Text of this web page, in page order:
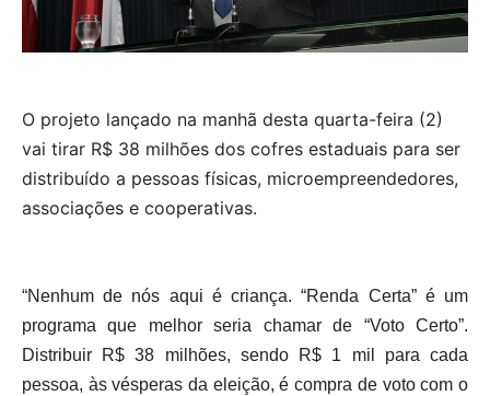
O projeto lançado na manhã desta quarta-feira (2)
vai tirar R$ 38 milhões dos cofres estaduais para ser
distribuído a pessoas físicas, microempreendedores,
associações e cooperativas.
“Nenhum de nós aqui é criança. “Renda Certa” é um
programa que melhor seria chamar de “Voto Certo”.
Distribuir R$ 38 milhões, sendo R$ 1 mil para cada
pessoa, às vésperas da eleição, é compra de voto com o